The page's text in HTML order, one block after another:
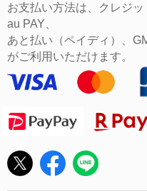
お支払い方法は、クレジ
au PAY、
あと払い（ペイディ）、
がご利用いただけます。